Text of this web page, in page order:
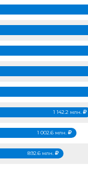
1 142.2 млн.
1 002.6 млн.
892.6 млн.